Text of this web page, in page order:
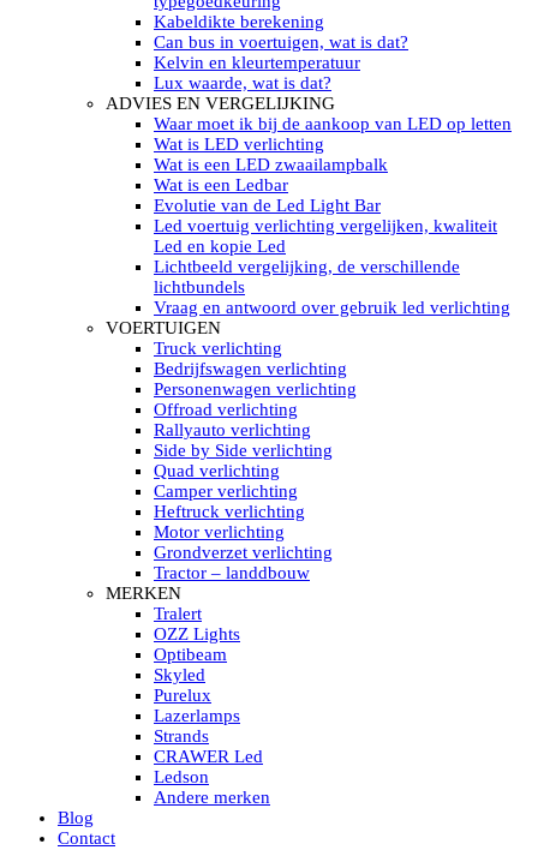
Accessoires signalering
Led signalisatie in Subcategorieën
LED KOPLAMPEN GEKEURD
Led koplampen inbouw
Led koplampen opbouw
Led koplampen tractoren
Subcategorieën Led koplampen
LED ZOEKLICHT
Electrische Led zoeklamp Allremote
Electrisch Led zoeklicht Golight
Marinco Roestvrijstaal Led zoeklicht
Elektrisch Led zoeklicht diverse
Led zoeklamp accessoires ALLremote
Led zoeklicht 230V
Subcategorieën Led zoeklichten
HELLA MARINE LED
Sea Hawk – Light Bars
Sea Hawk – Light Bars – Edge Light
Sea Hawk – Work Lights
RokLUME Led werklampen
HypaLUME Led werklampen
Subcategorieën Hella Marine Led
LED STRIPS
Led strip flexibel Click & Go
Led strip RGB op rol
Led strip IP68 waterdicht
Led strip kleur wit
Led strips Vantage
Led strip met ingebouwde accu
Subcategorieën Led strips
LED INTERIEUR VERLICHTING
Led verlichting interieur PIR / Touch
LED Armatuur met Strip 220V
Led strips
Subcategorieën Led interieur
PORTABLE ACCU LED LAMP
Led hoofdlamp
Camping led verlichting
Led zaklamp
Accu werklamp
Kabeldikte berekening
Can bus in voertuigen, wat is dat?
Kelvin en kleurtemperatuur
Lux waarde, wat is dat?
ADVIES EN VERGELIJKING
Waar moet ik bij de aankoop van LED op letten
Wat is LED verlichting
Wat is een LED zwaailampbalk
Wat is een Ledbar
Evolutie van de Led Light Bar
Led voertuig verlichting vergelijken, kwaliteit
Led en kopie Led
Lichtbeeld vergelijking, de verschillende
lichtbundels
Vraag en antwoord over gebruik led verlichting
VOERTUIGEN
Truck verlichting
Bedrijfswagen verlichting
Personenwagen verlichting
Offroad verlichting
Rallyauto verlichting
Side by Side verlichting
Quad verlichting
Camper verlichting
Heftruck verlichting
Motor verlichting
Grondverzet verlichting
Tractor – landdbouw
MERKEN
Tralert
OZZ Lights
Optibeam
Skyled
Purelux
Lazerlamps
Strands
CRAWER Led
Ledson
Andere merken
Blog
Contact